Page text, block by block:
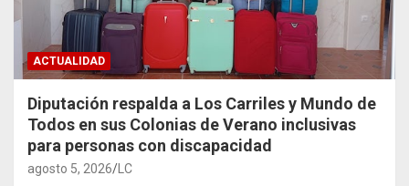
ACTUALIDAD
Diputación respalda a Los Carriles y Mundo de
Todos en sus Colonias de Verano inclusivas
para personas con discapacidad
agosto 5, 2026 LC